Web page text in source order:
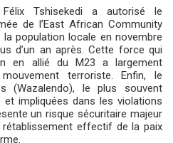
Tshisekedi a autorisé le
de l’East African Community
la population locale en novembre
d’un an après. Cette force qui
en allié du M23 a largement
terroriste. Enfin, le
(Wazalendo), le plus souvent
impliquées dans les violations
un risque sécuritaire majeur
effectif de la paix